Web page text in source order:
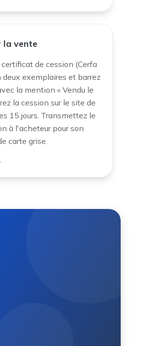
la vente
de cession (Cerfa
exemplaires et barrez
la mention « Vendu le
la cession sur le site de
15 jours. Transmettez le
à l'acheteur pour son
carte grise.